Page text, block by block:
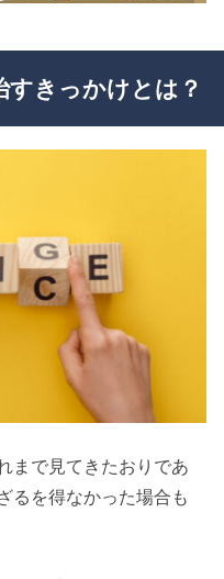
すきっかけとは？
まで見てきたおりであ
るを得なかった場合も